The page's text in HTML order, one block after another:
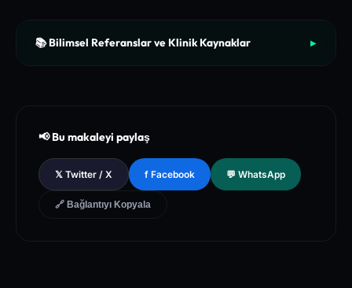
📚 Bilimsel Referanslar ve Klinik Kaynaklar ▶
l Database of Peer-Reviewed Clinical Trials
[3]
The Lancet - Global Health and Preventive Medicine Guidel
ines for Chronic Metabolic Syndrome Management
📢 Bu makaleyi paylaş
𝕏 Twitter / X f Facebook 💬 WhatsApp
🔗 Bağlantıyı Kopyala